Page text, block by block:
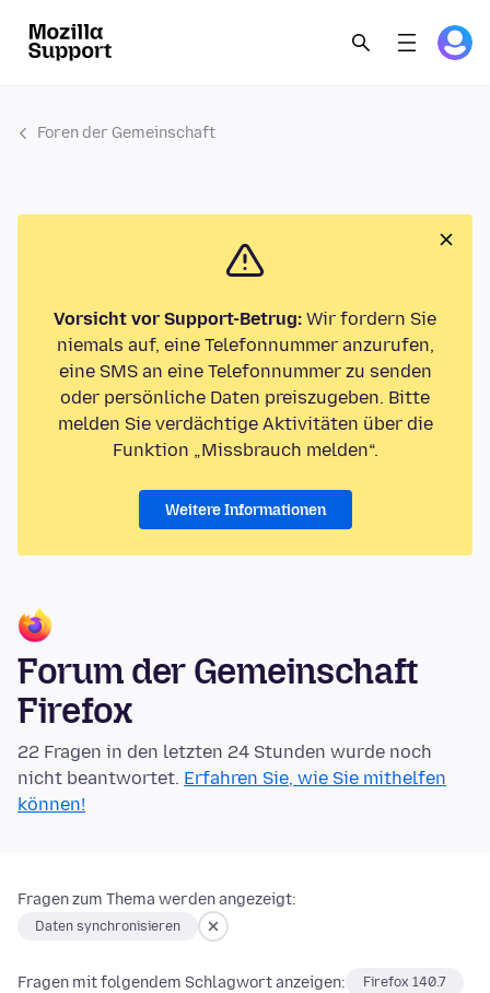
Foren der Gemeinschaft
Vorsicht vor Support-Betrug: Wir fordern Sie
niemals auf, eine Telefonnummer anzurufen,
eine SMS an eine Telefonnummer zu senden
oder persönliche Daten preiszugeben. Bitte
melden Sie verdächtige Aktivitäten über die
Funktion „Missbrauch melden“.
Weitere Informationen
Forum der Gemeinschaft
Firefox
22 Fragen in den letzten 24 Stunden wurde noch
nicht beantwortet. Erfahren Sie, wie Sie mithelfen
können!
Fragen zum Thema werden angezeigt:
Daten synchronisieren
Fragen mit folgendem Schlagwort anzeigen: Firefox 140.7